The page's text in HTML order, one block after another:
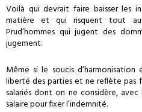
Voilà qui devrait faire baisser les
matière et qui risquent tout
Prud’hommes qui jugent des
jugement.
Même si le soucis
liberté des parties et ne reflète
salariés dont on ne considère,
salaire pour fixer l’indemnité.